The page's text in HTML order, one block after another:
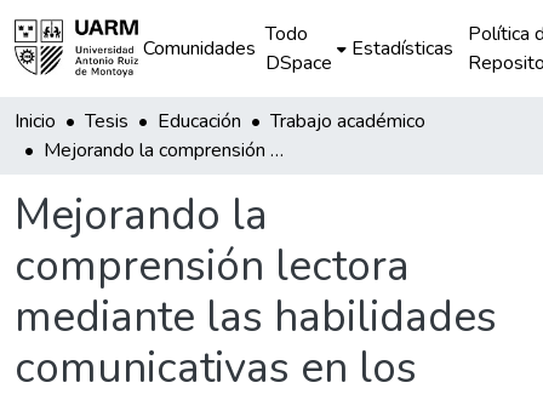
Comunidades
Todo
DSpace
Estadísticas
Política
Inicio Tesis Educación
Trabajo académico
Mejorando la comprensión lectora mediante las habilidades comunicativas en los estudiantes de la Institución educativa N° 50252 de Mándor
Mejorando la
comprensión lectora
mediante las habilidades
comunicativas en los